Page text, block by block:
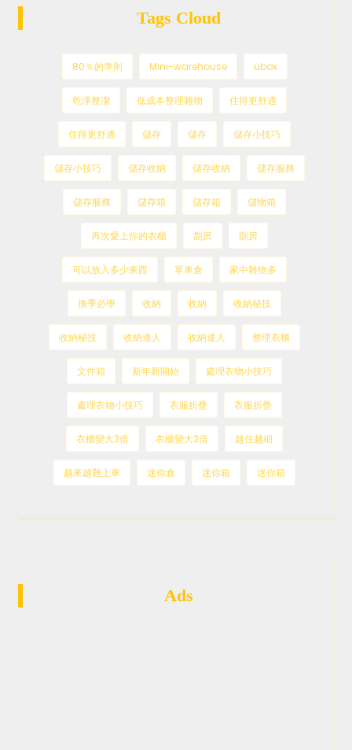
Tags Cloud
80％的準則 Mini-warehouse ubox
乾淨整潔 低成本整理雜物 住得更舒適
住得更舒適 儲存 儲存 儲存小技巧
儲存小技巧 儲存收納 儲存收納 儲存服務
儲存服務 儲存箱 儲存箱 儲物箱
再次愛上你的衣櫃 劏房 劏房
可以放入多少東西 單車倉 家中雜物多
換季必學 收納 收納 收納秘技
收納秘技 收納達人 收納達人 整理衣櫃
文件箱 新年新開始 處理衣物小技巧
處理衣物小技巧 衣服折疊 衣服折疊
衣櫃變大3倍 衣櫃變大3倍 越住越細
越來越難上車 迷你倉 迷你箱 迷你箱
Ads